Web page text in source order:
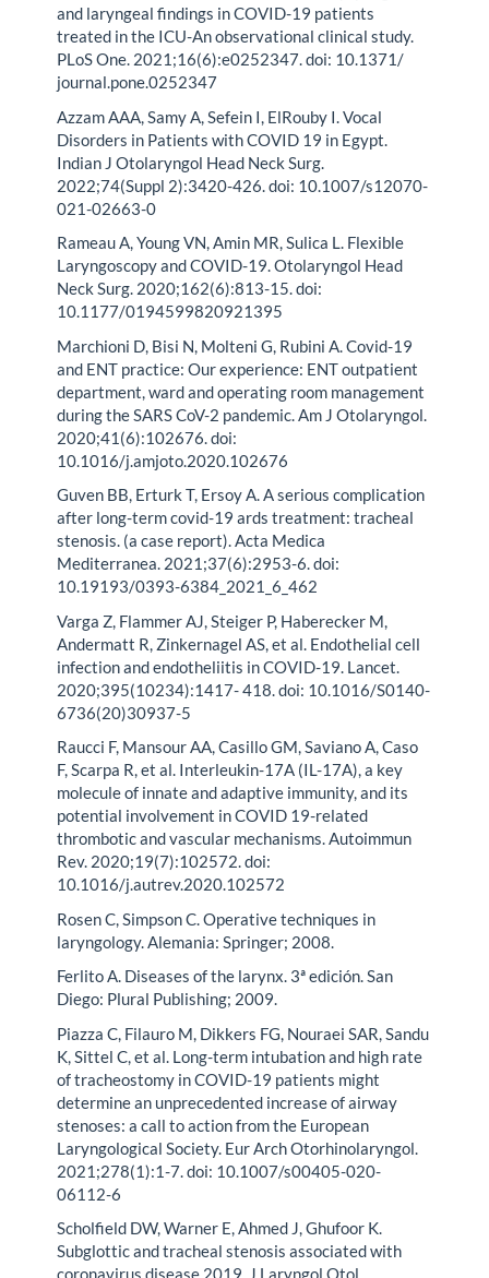
and laryngeal findings in COVID-19 patients
treated in the ICU-An observational clinical study.
PLoS One. 2021;16(6):e0252347. doi: 10.1371/
journal.pone.0252347
Azzam AAA, Samy A, Sefein I, ElRouby I. Vocal
Disorders in Patients with COVID 19 in Egypt.
Indian J Otolaryngol Head Neck Surg.
2022;74(Suppl 2):3420-426. doi: 10.1007/s12070-
021-02663-0
Rameau A, Young VN, Amin MR, Sulica L. Flexible
Laryngoscopy and COVID-19. Otolaryngol Head
Neck Surg. 2020;162(6):813-15. doi:
10.1177/0194599820921395
Marchioni D, Bisi N, Molteni G, Rubini A. Covid-19
and ENT practice: Our experience: ENT outpatient
department, ward and operating room management
during the SARS CoV-2 pandemic. Am J Otolaryngol.
2020;41(6):102676. doi:
10.1016/j.amjoto.2020.102676
Guven BB, Erturk T, Ersoy A. A serious complication
after long-term covid-19 ards treatment: tracheal
stenosis. (a case report). Acta Medica
Mediterranea. 2021;37(6):2953-6. doi:
10.19193/0393-6384_2021_6_462
Varga Z, Flammer AJ, Steiger P, Haberecker M,
Andermatt R, Zinkernagel AS, et al. Endothelial cell
infection and endotheliitis in COVID-19. Lancet.
2020;395(10234):1417- 418. doi: 10.1016/S0140-
6736(20)30937-5
Raucci F, Mansour AA, Casillo GM, Saviano A, Caso
F, Scarpa R, et al. Interleukin-17A (IL-17A), a key
molecule of innate and adaptive immunity, and its
potential involvement in COVID 19-related
thrombotic and vascular mechanisms. Autoimmun
Rev. 2020;19(7):102572. doi:
10.1016/j.autrev.2020.102572
Rosen C, Simpson C. Operative techniques in
laryngology. Alemania: Springer; 2008.
Ferlito A. Diseases of the larynx. 3ª edición. San
Diego: Plural Publishing; 2009.
Piazza C, Filauro M, Dikkers FG, Nouraei SAR, Sandu
K, Sittel C, et al. Long-term intubation and high rate
of tracheostomy in COVID-19 patients might
determine an unprecedented increase of airway
stenoses: a call to action from the European
Laryngological Society. Eur Arch Otorhinolaryngol.
2021;278(1):1-7. doi: 10.1007/s00405-020-
06112-6
Scholfield DW, Warner E, Ahmed J, Ghufoor K.
Subglottic and tracheal stenosis associated with
coronavirus disease 2019. J Laryngol Otol.